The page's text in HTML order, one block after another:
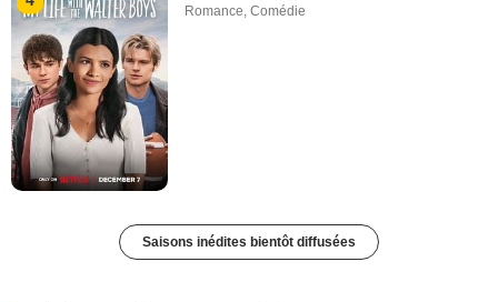
Romance,Comédie
Saisons inédites bientôt diffusées